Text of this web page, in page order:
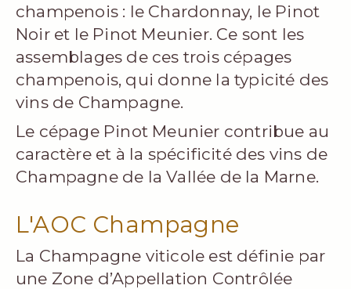
champenois : le Chardonnay, le Pinot
Noir et le Pinot Meunier. Ce sont les
assemblages de ces trois cépages
champenois, qui donne la typicité des
vins de Champagne.
Le cépage Pinot Meunier contribue au
caractère et à la spécificité des vins de
Champagne de la Vallée de la Marne.
L'AOC Champagne
La Champagne viticole est définie par
une Zone d’Appellation Contrôlée